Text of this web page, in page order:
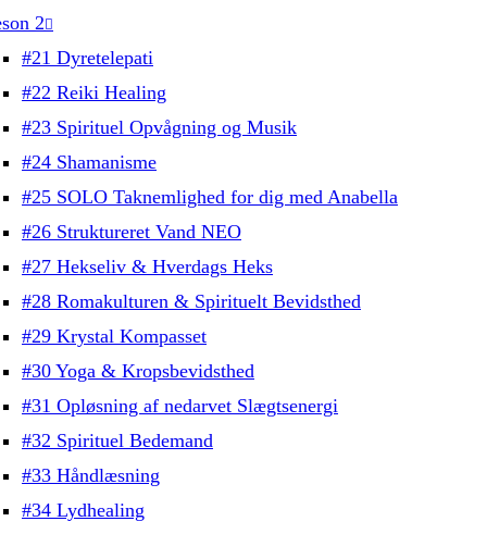
2
#21 Dyretelepati
#22 Reiki Healing
#23 Spirituel Opvågning og Musik
#24 Shamanisme
#25 SOLO Taknemlighed for dig med Anabella
#26 Struktureret Vand NEO
#27 Hekseliv & Hverdags Heks
#28 Romakulturen & Spirituelt Bevidsthed
#29 Krystal Kompasset
#30 Yoga & Kropsbevidsthed
#31 Opløsning af nedarvet Slægtsenergi
#32 Spirituel Bedemand
#33 Håndlæsning
#34 Lydhealing